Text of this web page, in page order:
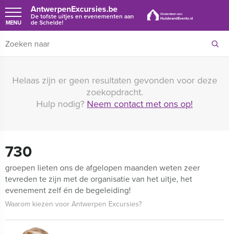
AntwerpenExcursies.be
De tofste uitjes en evenementen aan
de Schelde!
MENU
Helaas zijn er geen resultaten gevonden voor deze
zoekopdracht.
Hulp nodig? Neem contact met ons op!
730
groepen lieten ons de afgelopen maanden weten zeer
tevreden te zijn met de organisatie van het uitje, het
evenement zelf én de begeleiding!
Waarom kiezen voor Antwerpen Excursies?